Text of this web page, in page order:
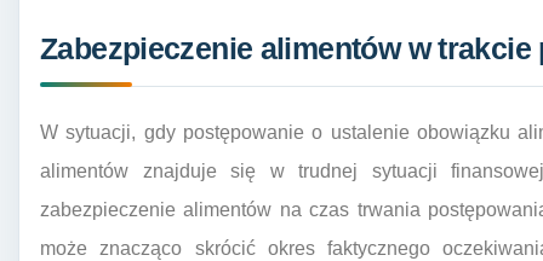
Zabezpieczenie alimentów w
W sytuacji, gdy postępowanie o ustalenie obowiązku
alimentów znajduje się w trudnej sytuacji
zabezpieczenie alimentów na czas trwania
może znacząco skrócić okres faktycznego